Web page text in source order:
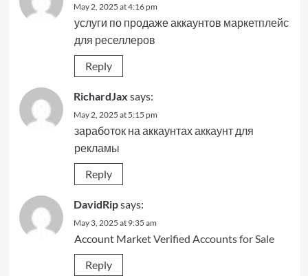
May 2, 2025 at 4:16 pm
услуги по продаже аккаунтов маркетплейс
для реселлеров
Reply
RichardJax says:
May 2, 2025 at 5:15 pm
заработок на аккаунтахаккаунт для
рекламы
Reply
DavidRipsays:
May 3, 2025 at 9:35 am
Account MarketVerified Accounts for Sale
Reply